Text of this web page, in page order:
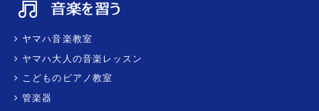
ヤマハ音楽教室
ヤマハ大人の音楽レッスン
こどものピアノ教室
管楽器